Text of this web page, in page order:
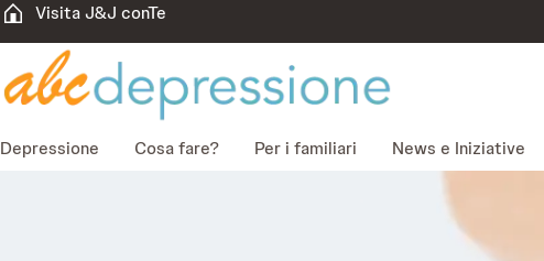
Visita J&J conTe
Depressione Cosa fare? Per i familiari News e Iniziative